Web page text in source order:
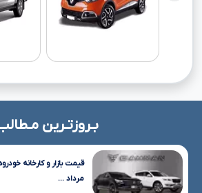
بـروزتـرین
قیمت بازار و کارخانه
مرداد ...